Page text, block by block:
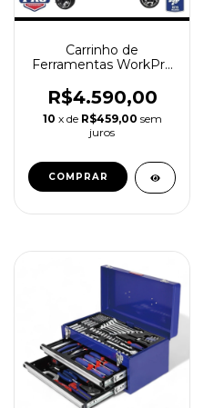
Carrinho de
Ferramentas WorkPro
R$4.590,00
10 x de R$459,00 sem
juros